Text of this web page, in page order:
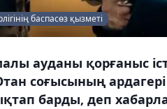
баспасөз қызметі
ауданы қорғаныс
соғысының ардагері
барды, деп